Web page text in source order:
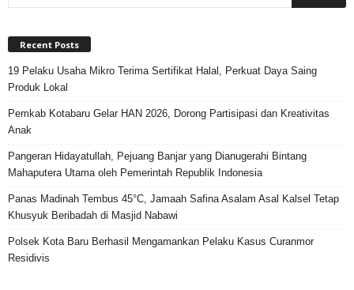
Recent Posts
19 Pelaku Usaha Mikro Terima Sertifikat Halal, Perkuat Daya Saing
Produk Lokal
Pemkab Kotabaru Gelar HAN 2026, Dorong Partisipasi dan Kreativitas
Anak
Pangeran Hidayatullah, Pejuang Banjar yang Dianugerahi Bintang
Mahaputera Utama oleh Pemerintah Republik Indonesia
Panas Madinah Tembus 45°C, Jamaah Safina Asalam Asal Kalsel Tetap
Khusyuk Beribadah di Masjid Nabawi
Polsek Kota Baru Berhasil Mengamankan Pelaku Kasus Curanmor
Residivis